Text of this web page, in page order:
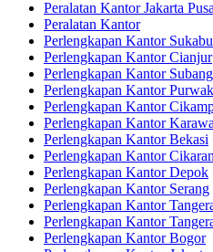
Peralatan Kantor Jakarta
Peralatan Kantor
Perlengkapan Kantor
Perlengkapan Kantor Cianjur
Perlengkapan Kantor Subang
Perlengkapan Kantor
Perlengkapan Kantor
Perlengkapan Kantor
Perlengkapan Kantor Bekasi
Perlengkapan Kantor
Perlengkapan Kantor Depok
Perlengkapan Kantor Serang
Perlengkapan Kantor
Perlengkapan Kantor
Perlengkapan Kantor Bogor